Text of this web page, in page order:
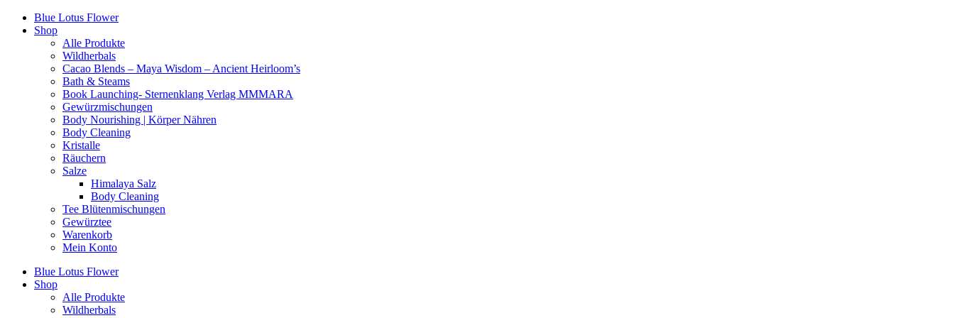
Zum
Inhalt
Blue Lotus Flower
Shop
Alle Produkte
Wildherbals
Cacao Blends – Maya Wisdom – Ancient Heirloom’s
Bath & Steams
Book Launching- Sternenklang Verlag MMMARA
Gewürzmischungen
Body Nourishing | Körper Nähren
Body Cleaning
Kristalle
Räuchern
Salze
Himalaya Salz
Body Cleaning
Tee Blütenmischungen
Gewürztee
Warenkorb
Mein Konto
Blue Lotus Flower
Shop
Alle Produkte
Wildherbals